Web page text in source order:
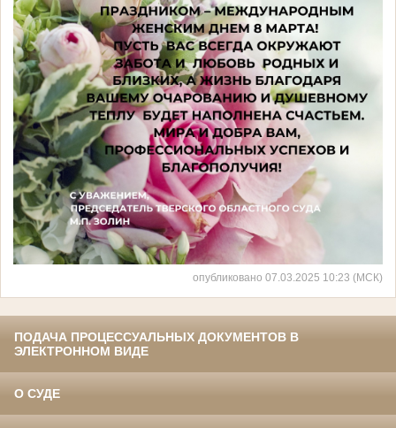
опубликовано 07.03.2025 10:23 (МСК)
ПОДАЧА ПРОЦЕССУАЛЬНЫХ ДОКУМЕНТОВ В
ЭЛЕКТРОННОМ ВИДЕ
О СУДЕ